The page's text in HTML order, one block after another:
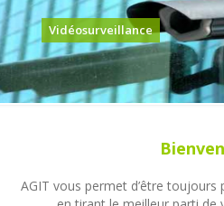
Vidéosurveillance
AGIT vous permet d’être